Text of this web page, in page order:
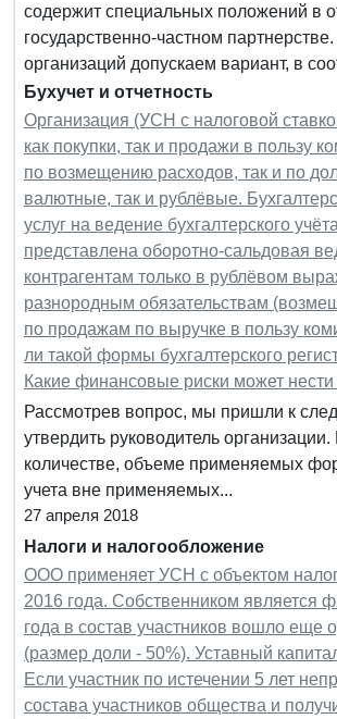
содержит специальных положений в
государственно-частном
организаций допускаем вариант, в
Бухучет и отчетность
Организация (УСН с налоговой
как покупки, так и продажи в пользу
по возмещению расходов, так и по
валютные, так и рублёвые.
услуг на ведение бухгалтерского
представлена оборотно-сальдовая
контрагентам только в рублёвом
разнородным обязательствам
по продажам по выручке в пользу
ли такой формы бухгалтерского
Какие финансовые риски может
Рассмотрев вопрос, мы пришли к
утвердить руководитель
количестве, объеме применяемых
учета вне применяемых...
27 апреля 2018
Налоги и налогообложение
ООО применяет УСН с объектом
2016 года. Собственником является
года в состав участников вошло еще
(размер доли - 50%). Уставный
Если участник по истечении 5 лет
состава участников общества и